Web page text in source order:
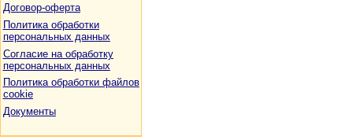
Договор-оферта
Политика обработки
персональных данных
Согласие на обработку
персональных данных
Политика обработки файлов
cookie
Документы